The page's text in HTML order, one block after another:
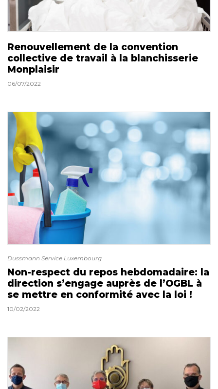
Renouvellement de la convention
collective de travail à la blanchisserie
Monplaisir
06/07/2022
Dussmann Service Luxembourg
Non-respect du repos hebdomadaire: la
direction s’engage auprès de l’OGBL à
se mettre en conformité avec la loi !
10/02/2022